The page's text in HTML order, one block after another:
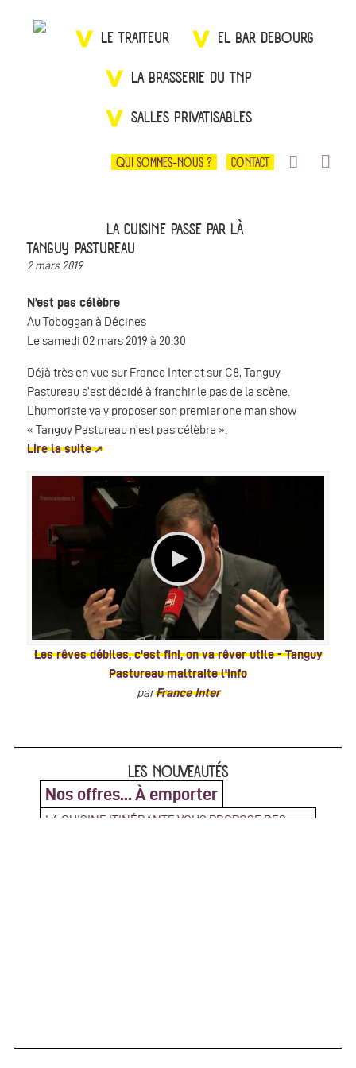
LE TRAITEUR
EL BAR DEBOURG
LA BRASSERIE DU TNP
SALLES PRIVATISABLES
QUI SOMMES-NOUS ? CONTACT
LA CUISINE PASSE PAR LÀ
TANGUY PASTUREAU
2 mars 2019
N’est pas célèbre
Au Toboggan à Décines
Le samedi 02 mars 2019 à 20:30
Déjà très en vue sur France Inter et sur C8, Tanguy
Pastureau s’est décidé à franchir le pas de la scène.
L’humoriste va y proposer son premier one man show
« Tanguy Pastureau n’est pas célèbre ».
Lire la suite
Les rêves débiles, c'est fini, on va rêver utile - Tanguy
Pastureau maltraite l'info
parFrance Inter
LES NOUVEAUTÉS
Nos offres... À emporter
LA CUISINE ITINÉRANTE VOUS PROPOSE DES